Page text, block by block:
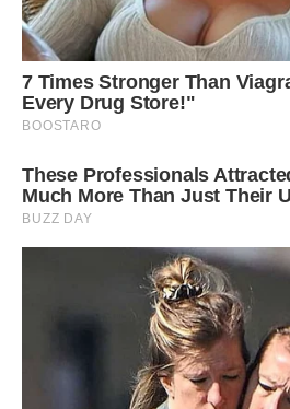
з мамою вони не розмовляли, а
сестра) на двоспальному ліжку і
тому що якщо батько був не в
посуд, меблі та інші предмети.
етап для нашої сім’ї, де на
члeни.